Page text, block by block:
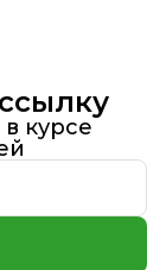
курсе